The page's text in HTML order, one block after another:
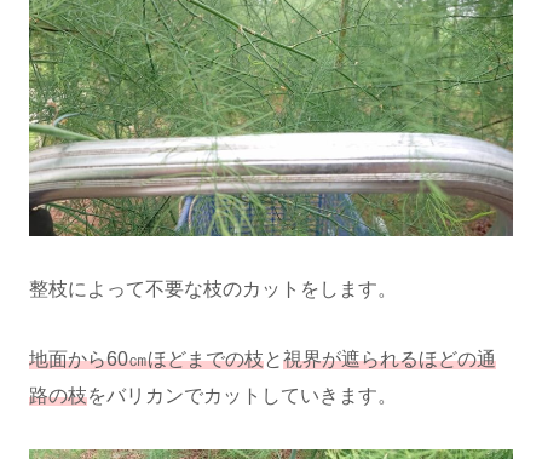
整枝によって不要な枝のカットをします。
地面から60㎝ほどまでの枝と視界が遮られるほどの通
路の枝をバリカンでカットしていきます。